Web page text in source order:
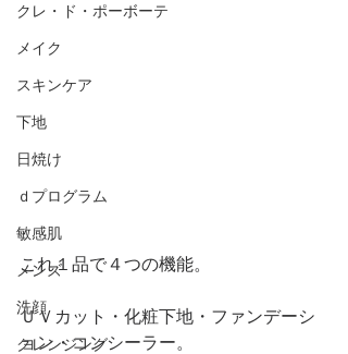
クレ・ド・ポーボーテ
メイク
スキンケア
下地
日焼け
ｄプログラム
敏感肌
メンズ
洗顔
クレンジング
これ１品で４つの機能。
ＵＶカット・化粧下地・ファンデーシ
ョン・コンシーラー。